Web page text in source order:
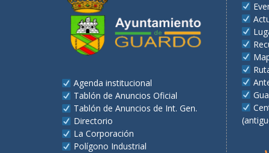
Agenda institucional
Tablón de Anuncios Oficial
Tablón de Anuncios de Int. Gen.
Directorio
La Corporación
Polígono Industrial